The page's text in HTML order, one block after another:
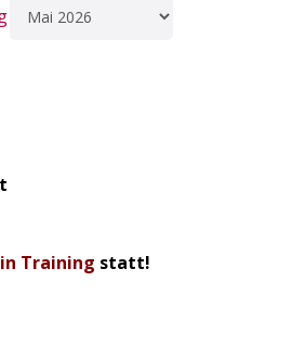
Training statt!